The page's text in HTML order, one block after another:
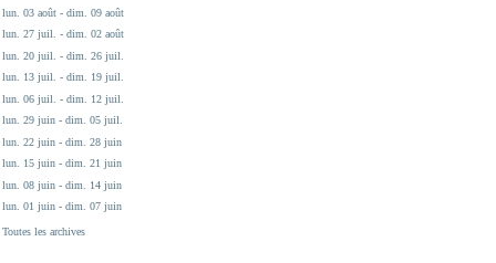
lun. 03 août - dim. 09 août
lun. 27 juil. - dim. 02 août
lun. 20 juil. - dim. 26 juil.
lun. 13 juil. - dim. 19 juil.
lun. 06 juil. - dim. 12 juil.
lun. 29 juin - dim. 05 juil.
lun. 22 juin - dim. 28 juin
lun. 15 juin - dim. 21 juin
lun. 08 juin - dim. 14 juin
lun. 01 juin - dim. 07 juin
Toutes les archives